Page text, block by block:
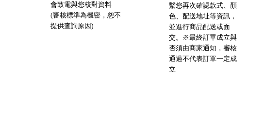
會致電與您核對資料
(審核標準為機密，恕不
提供查詢原因)
繫您再次確認款式、顏
色、配送地址等資訊，
並進行商品配送或面
交。※最終訂單成立與
否須由商家通知，審核
通過不代表訂單一定成
立